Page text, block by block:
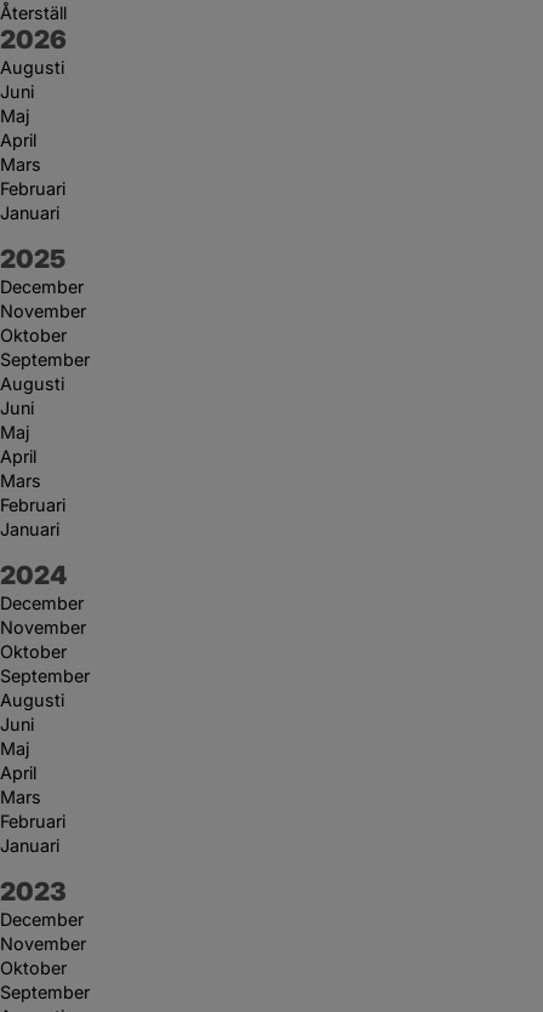
Återställ
År:
2026
Augusti
Juni
Maj
April
Mars
Februari
Januari
År:
2025
December
November
Oktober
September
Augusti
Juni
Maj
April
Mars
Februari
Januari
År:
2024
December
November
Oktober
September
Augusti
Juni
Maj
April
Mars
Februari
Januari
År:
2023
December
November
Oktober
September